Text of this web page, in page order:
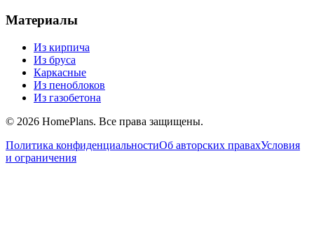
Материалы
Из кирпича
Из бруса
Каркасные
Из пеноблоков
Из газобетона
© 2026 HomePlans. Все права защищены.
Политика конфиденциальностиОб авторских правахУсловия
и ограничения